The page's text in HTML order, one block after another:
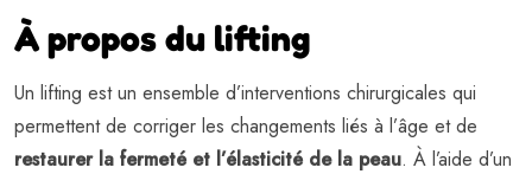
À propos du lifting
Un lifting est un ensemble d’interventions chirurgicales qui
permettent de corriger les changements liés à l’âge et de
restaurer la fermeté et l’élasticité de la peau. À l’aide d’un